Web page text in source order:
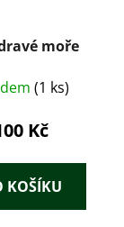
moře
(1 ks)
Kč
KOŠÍKU